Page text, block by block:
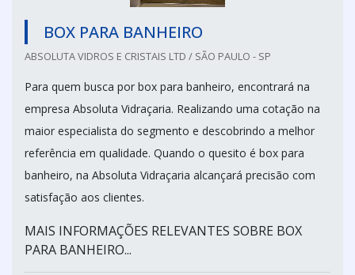
BOX PARA BANHEIRO
ABSOLUTA VIDROS E CRISTAIS LTD / SÃO PAULO - SP
Para quem busca por box para banheiro, encontrará na
empresa Absoluta Vidraçaria. Realizando uma cotação na
maior especialista do segmento e descobrindo a melhor
referência em qualidade. Quando o quesito é box para
banheiro, na Absoluta Vidraçaria alcançará precisão com
satisfação aos clientes.
MAIS INFORMAÇÕES RELEVANTES SOBRE BOX
PARA BANHEIRO...